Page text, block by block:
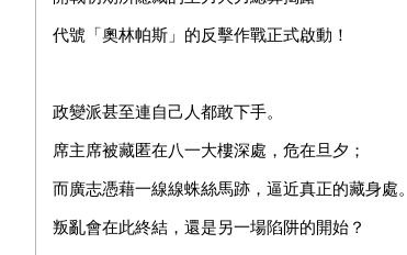
代號「奧林帕斯」的反擊作戰正式啟動！
政變派甚至連自己人都敢下手。
席主席被藏匿在八一大樓深處，危在旦夕；
而廣志憑藉一線線蛛絲馬跡，逼近真正的藏身處。
叛亂會在此終結，還是另一場陷阱的開始？